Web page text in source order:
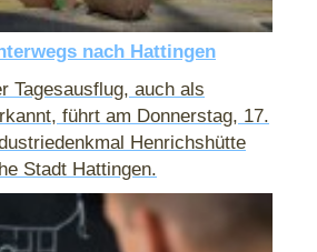
nach Hattingen
Tagesausflug, auch als
führt am Donnerstag, 17.
Henrichshütte
Stadt Hattingen.